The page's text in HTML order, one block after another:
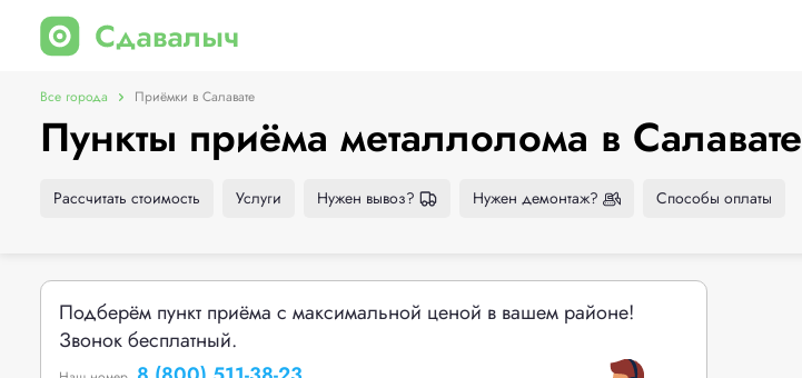
Все города Приёмки в Салавате
Пункты приёма металлолома в Салавате
Рассчитать стоимость Услуги Нужен вывоз? Нужен демонтаж? Способы оплаты
Подберём пункт приёма с максимальной ценой в вашем районе!
Звонок бесплатный.